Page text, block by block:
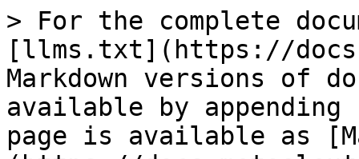
> For the complete
[llms.txt](https://
Markdown versions of
available by
page is available as